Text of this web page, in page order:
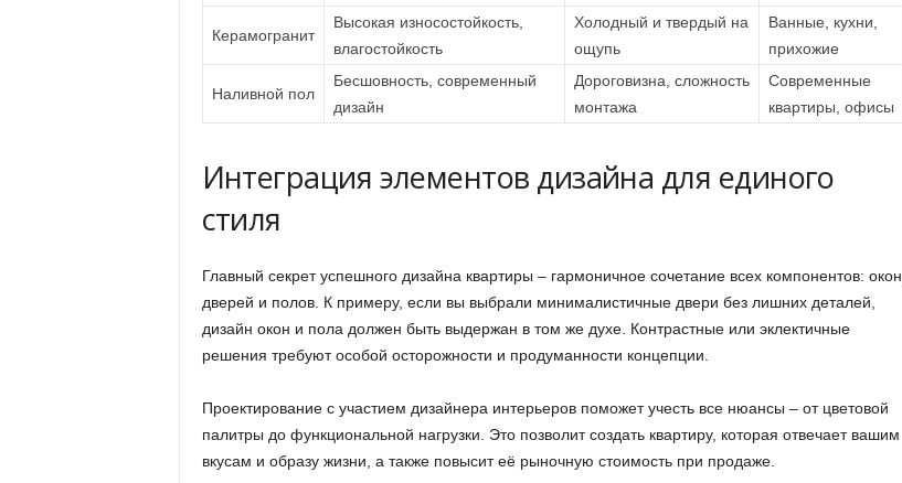
Керамогранит
Высокая износостойкость,
влагостойкость
Холодный и твердый на
ощупь
Ванные, кухни,
прихожие
Наливной пол
Бесшовность, современный
дизайн
Дороговизна, сложность
монтажа
Современные
квартиры, офисы
Интеграция элементов дизайна для единого
стиля
Главный секрет успешного дизайна квартиры – гармоничное сочетание всех компонентов: окон,
дверей и полов. К примеру, если вы выбрали минималистичные двери без лишних деталей,
дизайн окон и пола должен быть выдержан в том же духе. Контрастные или эклектичные
решения требуют особой осторожности и продуманности концепции.
Проектирование с участием дизайнера интерьеров поможет учесть все нюансы – от цветовой
палитры до функциональной нагрузки. Это позволит создать квартиру, которая отвечает вашим
вкусам и образу жизни, а также повысит её рыночную стоимость при продаже.